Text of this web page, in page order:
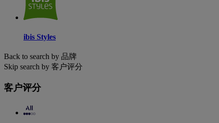
ibis Styles
Back to search by 品牌
Skip search by 客户评分
客户评分